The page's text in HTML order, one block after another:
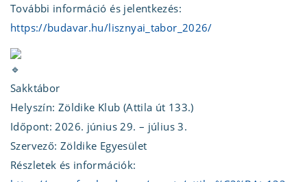
További információ és jelentkezés:
https://budavar.hu/lisznyai_tabor_2026/
Sakktábor
Helyszín: Zöldike Klub (Attila út 133.)
Időpont: 2026. június 29. – július 3.
Szervező: Zöldike Egyesület
Részletek és információk: